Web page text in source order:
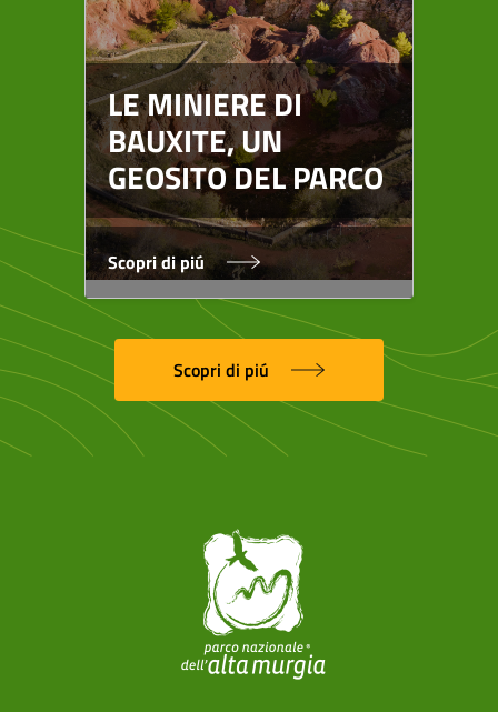
LE MINIERE DI
BAUXITE, UN
GEOSITO DEL PARCO
Scopri di piú
Scopri di piú